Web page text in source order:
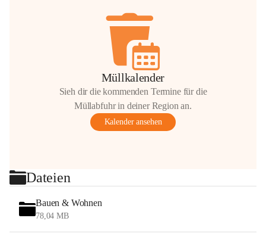
Müllkalender
Sieh dir die kommenden Termine für die
Müllabfuhr in deiner Region an.
Kalender ansehen
Dateien
Bauen & Wohnen
78,04 MB